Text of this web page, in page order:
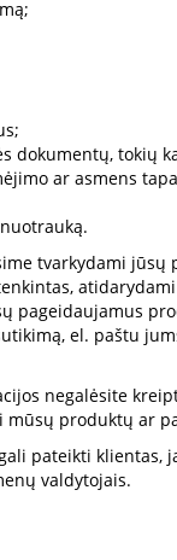
dokumentų, tokių
ar asmens
tvarkydami jūsų
pageidaujamus
el. paštu
negalėsite
mūsų produktų ar
pateikti klientas,
valdytojais.